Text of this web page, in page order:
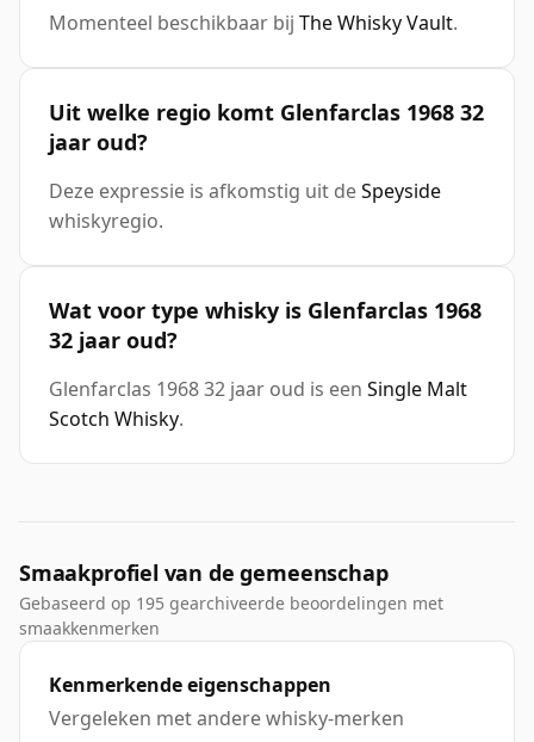
Momenteel beschikbaar bij The Whisky Vault.
Uit welke regio komt Glenfarclas 1968 32
jaar oud?
Deze expressie is afkomstig uit deSpeyside
whiskyregio.
Wat voor type whisky is Glenfarclas 1968
32 jaar oud?
Glenfarclas 1968 32 jaar oud is een Single Malt
Scotch Whisky.
Smaakprofiel van de gemeenschap
Gebaseerd op 195 gearchiveerde beoordelingen met
smaakkenmerken
Kenmerkende eigenschappen
Vergeleken met andere whisky-merken